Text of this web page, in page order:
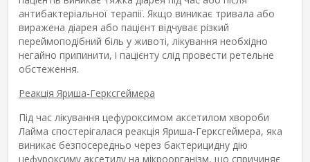
антибактеріальної терапії. Якщо виникає тривала або
виражена діарея або пацієнт відчуває різкий
переймоподібний біль у животі, лікування необхідно
негайно припинити, і пацієнту слід провести ретельне
обстеження.
Реакція Яриша-Герксгеймера
Під час лікування цефуроксимом аксетилом хвороби
Лайма спостерігалася реакція Яриша-Герксгеймера, яка
виникає безпосередньо через бактерицидну дію
цефуроксиму аксетилу на мікроорганізм, що спричиняє